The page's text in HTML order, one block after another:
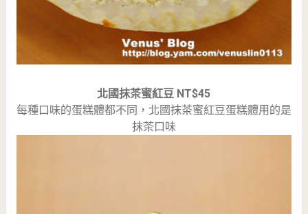
北國抹茶蜜紅豆 NT$45
每種口味的蛋糕體都不同，北國抹茶蜜紅豆蛋糕體用的是
抹茶口味